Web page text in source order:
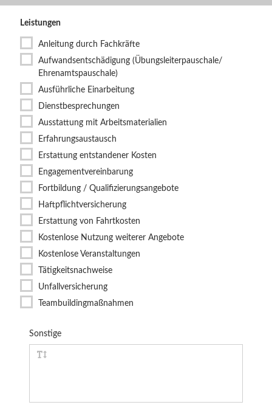
Leistungen
Anleitung durch Fachkräfte
Aufwandsentschädigung (Übungsleiterpauschale/
Ehrenamtspauschale)
Ausführliche Einarbeitung
Dienstbesprechungen
Ausstattung mit Arbeitsmaterialien
Erfahrungsaustausch
Erstattung entstandener Kosten
Engagementvereinbarung
Fortbildung / Qualifizierungsangebote
Haftpflichtversicherung
Erstattung von Fahrtkosten
Kostenlose Nutzung weiterer Angebote
Kostenlose Veranstaltungen
Tätigkeitsnachweise
Unfallversicherung
Teambuildingmaßnahmen
Sonstige